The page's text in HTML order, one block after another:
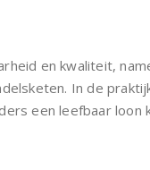
en kwaliteit,
In de
een leefbaar loon